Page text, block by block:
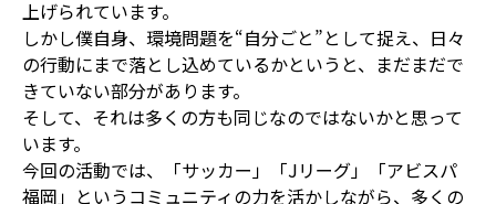
上げられています。
しかし僕自身、環境問題を“自分ごと”として捉え、日々
の行動にまで落とし込めているかというと、まだまだで
きていない部分があります。
そして、それは多くの方も同じなのではないかと思って
います。
今回の活動では、「サッカー」「Jリーグ」「アビスパ
福岡」というコミュニティの力を活かしながら、多くの